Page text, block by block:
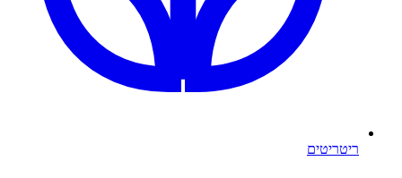
ריטריטים